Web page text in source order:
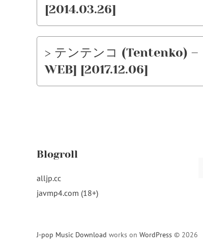
[2014.03.26]
> テンテンコ (Tentenko) –
WEB] [2017.12.06]
Blogroll
alljp.cc
javmp4.com (18+)
J-pop Music Download works on WordPress © 2026